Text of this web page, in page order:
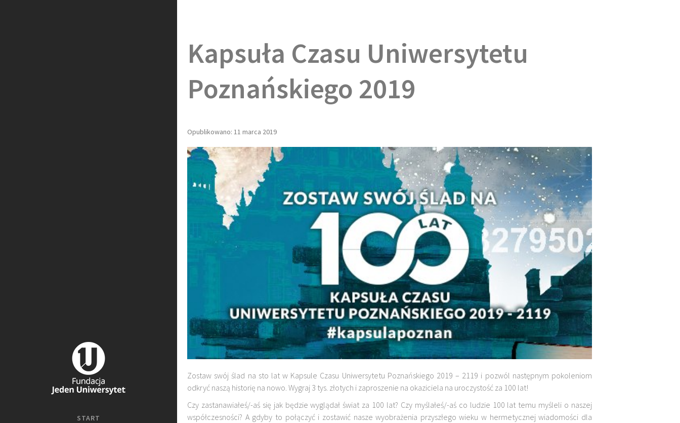
START
Kapsuła Czasu Uniwersytetu
Poznańskiego 2019
Opublikowano: 11 marca 2019
Zostaw swój ślad na sto lat w Kapsule Czasu Uniwersytetu Poznańskiego 2019 – 2119 i pozwól następnym pokoleniom
odkryć naszą historię na nowo. Wygraj 3 tys. złotych i zaproszenie na okaziciela na uroczystość za 100 lat!
Czy zastanawiałeś/-aś się jak będzie wyglądał świat za 100 lat? Czy myślałeś/-aś co ludzie 100 lat temu myśleli o naszej
współczesności? A gdyby to połączyć i zostawić nasze wyobrażenia przyszłego wieku w hermetycznej wiadomości dla